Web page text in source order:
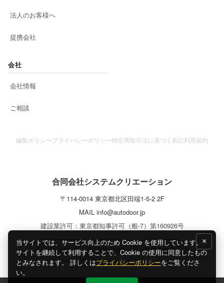
法人のお客様へ
提携会社
会社
会社情報
ご相談
編集ポリシープライバシーポリシー特定商取引法に基づく表記利用規約
合同会社システムクリエーション
〒 114-0014 東京都北区田端1-5-2 2F
MAIL info@autodoor.jp
建設業許可：東京都知事許可（般-7）第160926号
Facebook YouTube Instagram
×
当サイトでは、サービス向上のため Cookie を使用しています。
サイトを継続して利用することで、Cookie の使用に同意したもの
とみなされます。 詳しくはプライバシーポリシーをご覧くださ
い。